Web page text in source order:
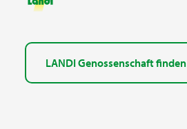
LANDI Genossenschaft finden